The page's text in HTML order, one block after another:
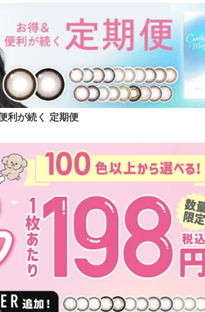
利が続く 定期便